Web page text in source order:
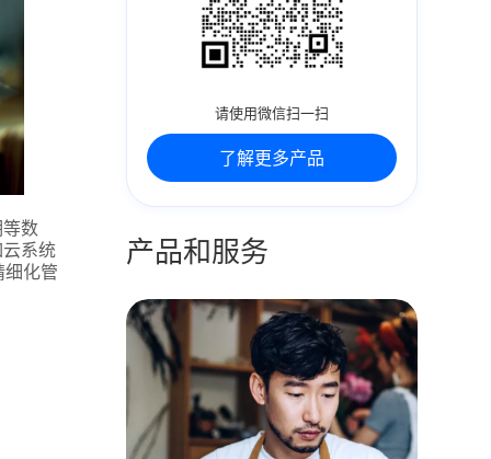
数
系统
化管
请使用微信扫一扫
了解更多产品
产品和服务